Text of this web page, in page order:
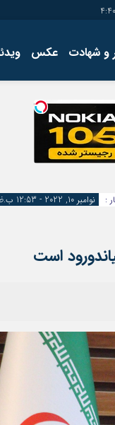
و شهادت عکس
تولید
مجله ای
:
نوامبر 10, 2022 - 12:53 ب.ظ
است